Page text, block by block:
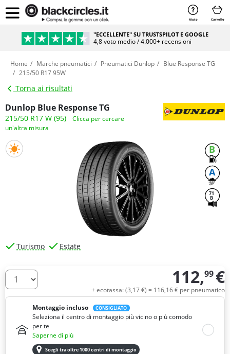
Aiuto Carrello
"ECCELLENTE" SU TRUSTSPILOT E GOOGLE
4,8 voto medio / 4.000+ recensioni
Home Marche pneumatici Pneumatici Dunlop
Blue Response TG
215/50 R17 95W
Torna ai risultati
Dunlop Blue Response TG
215/50 R17 W (95)
Clicca per cercare
un'altra misura
B
A
71
B
Turismo Estate
Quantità 112,99 €
+ ecotassa: (3,17€) = 116,16€ per pneumatico
Montaggio incluso
CONSIGLIATO
Seleziona il centro di montaggio più vicino o più comodo
per te
Saperne di più
Scegli tra oltre 1000 centri di montaggio